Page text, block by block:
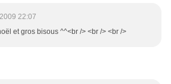
22:07
et gros bisous ^^<br /> <br /> <br />